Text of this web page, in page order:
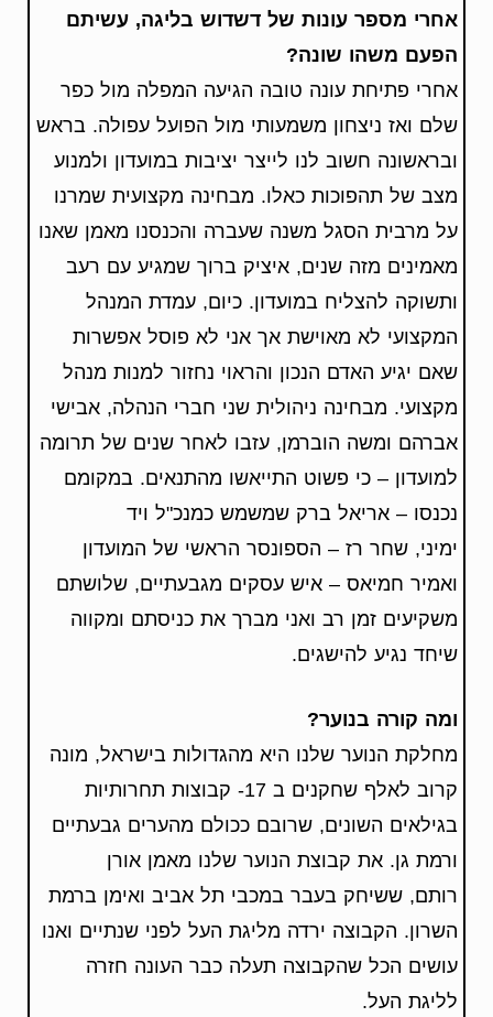
אחרי מספר עונות של דשדוש בליגה, עשיתם
הפעם משהו שונה?
אחרי פתיחת עונה טובה הגיעה המפלה מול כפר
שלם ואז ניצחון משמעותי מול הפועל עפולה. בראש
ובראשונה חשוב לנו לייצר יציבות במועדון ולמנוע
מצב של תהפוכות כאלו. מבחינה מקצועית שמרנו
על מרבית הסגל משנה שעברה והכנסנו מאמן שאנו
מאמינים מזה שנים, איציק ברוך שמגיע עם רעב
ותשוקה להצליח במועדון. כיום, עמדת המנהל
המקצועי לא מאוישת אך אני לא פוסל אפשרות
שאם יגיע האדם הנכון והראוי נחזור למנות מנהל
מקצועי. מבחינה ניהולית שני חברי הנהלה, אבישי
אברהם ומשה הוברמן, עזבו לאחר שנים של תרומה
למועדון – כי פשוט התייאשו מהתנאים. במקומם
נכנסו – אריאל ברק שמשמש כמנכ"ל ויד
ימיני, שחר רז – הספונסר הראשי של המועדון
ואמיר חמיאס – איש עסקים מגבעתיים, שלושתם
משקיעים זמן רב ואני מברך את כניסתם ומקווה
שיחד נגיע להישגים.
ומה קורה בנוער?
מחלקת הנוער שלנו היא מהגדולות בישראל, מונה
קרוב לאלף שחקנים ב 17- קבוצות תחרותיות
בגילאים השונים, שרובם ככולם מהערים גבעתיים
ורמת גן. את קבוצת הנוער שלנו מאמן אורן
רותם, ששיחק בעבר במכבי תל אביב ואימן ברמת
השרון. הקבוצה ירדה מליגת העל לפני שנתיים ואנו
עושים הכל שהקבוצה תעלה כבר העונה חזרה
לליגת העל.